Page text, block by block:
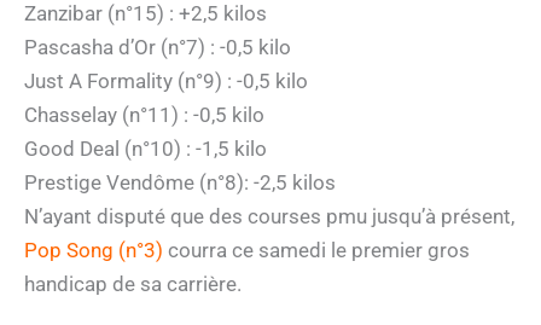
Zanzibar (n°15) : +2,5 kilos
Pascasha d’Or (n°7) : -0,5 kilo
Just A Formality (n°9) : -0,5 kilo
Chasselay (n°11) : -0,5 kilo
Good Deal (n°10) : -1,5 kilo
Prestige Vendôme (n°8): -2,5 kilos
N’ayant disputé que des courses pmu jusqu’à présent,
Pop Song (n°3) courra ce samedi le premier gros
handicap de sa carrière.